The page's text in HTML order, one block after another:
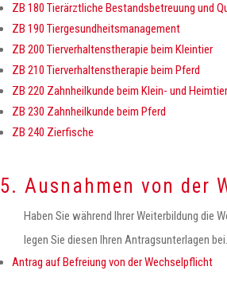
ZB 180 Tierärztliche Bestandsbetreuung und
ZB 190 Tiergesundheitsmanagement
ZB 200 Tierverhaltenstherapie beim Kleintier
ZB 210 Tierverhaltenstherapie beim Pferd
ZB 220 Zahnheilkunde beim Klein- und Heimtier
ZB 230 Zahnheilkunde beim Pferd
ZB 240 Zierfische
5. Ausnahmen von der
Haben Sie während Ihrer Weiterbildung die
legen Sie diesen Ihren Antragsunterlagen bei.
Antrag auf Befreiung von der Wechselpflicht